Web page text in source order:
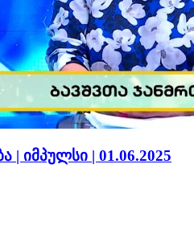
| იმპულსი | 01.06.2025